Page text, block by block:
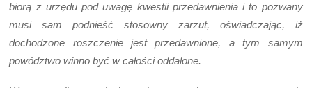
biorą z urzędu pod uwagę kwestii przedawnienia i to pozwany
musi sam podnieść stosowny zarzut, oświadczając, iż
dochodzone roszczenie jest przedawnione, a tym samym
powództwo winno być w całości oddalone.